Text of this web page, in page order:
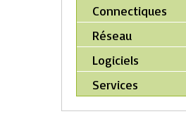
Connectiques
Réseau
Logiciels
Services